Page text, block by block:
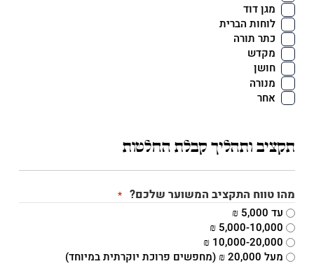
מגן דוד
לוחות הברית
כתר תורה
מקדש
חושן
מנורה
אחר
תקציב ותהליך קבלת החלטות
מהו טווח התקציב המשוער שלכם? *
עד 5,000 ₪
5,000-10,000 ₪
10,000-20,000 ₪
מעל 20,000 ₪ (מחפשים פרוכת יוקרתית במיוחד)